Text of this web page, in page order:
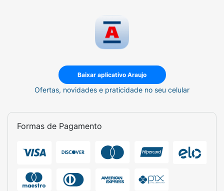
Baixar aplicativo Araujo
Ofertas, novidades e praticidade no seu celular
Formas de Pagamento